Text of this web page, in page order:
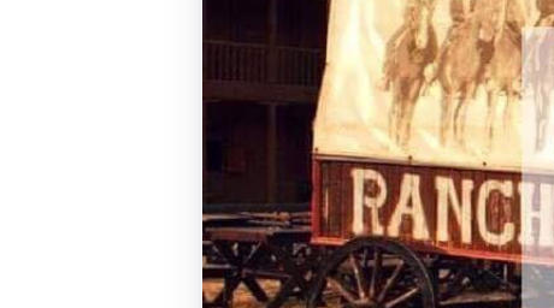
ΠΕΥ
ΠΣ